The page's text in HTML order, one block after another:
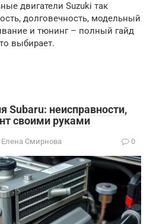
двигатели Suzuki так
долговечность, модельный
и тюнинг – полный гайд
выбирает.
Subaru: неисправности,
своими руками
Елена Смирнова 0